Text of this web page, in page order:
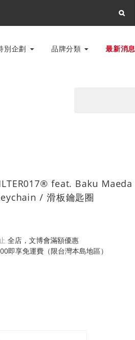
別企劃 品牌分類 最新消息
feat. Baku Maeda
/ 滑板鑰匙圈
全店，文博會滿額優惠
即享免運費（限台灣本島地區）